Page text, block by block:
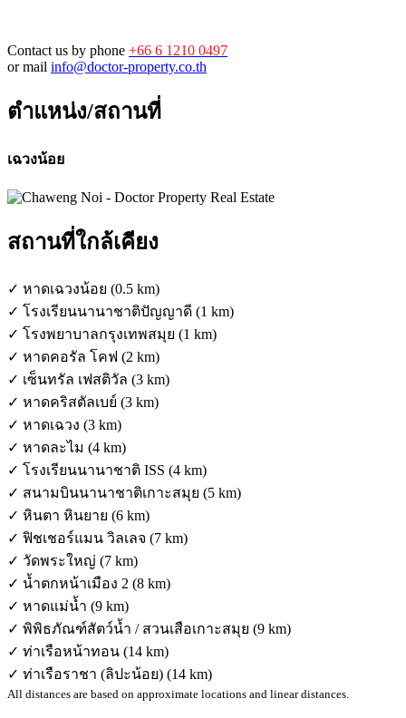
Contact us by phone +66 6 1210 0497
or mail info@doctor-property.co.th
ตำแหน่ง/สถานที่
เฉวงน้อย
สถานที่ใกล้เคียง
✓ หาดเฉวงน้อย (0.5 km)
✓ โรงเรียนนานาชาติปัญญาดี (1 km)
✓ โรงพยาบาลกรุงเทพสมุย (1 km)
✓ หาดคอรัล โคฟ (2 km)
✓ เซ็นทรัล เฟสติวัล (3 km)
✓ หาดคริสตัลเบย์ (3 km)
✓ หาดเฉวง (3 km)
✓ หาดละไม (4 km)
✓ โรงเรียนนานาชาติ ISS (4 km)
✓ สนามบินนานาชาติเกาะสมุย (5 km)
✓ หินตา หินยาย (6 km)
✓ ฟิชเชอร์แมน วิลเลจ (7 km)
✓ วัดพระใหญ่ (7 km)
✓ น้ำตกหน้าเมือง 2 (8 km)
✓ หาดแม่น้ำ (9 km)
✓ พิพิธภัณฑ์สัตว์น้ำ / สวนเสือเกาะสมุย (9 km)
✓ ท่าเรือหน้าทอน (14 km)
✓ ท่าเรือราชา (ลิปะน้อย) (14 km)
All distances are based on approximate locations and linear distances.